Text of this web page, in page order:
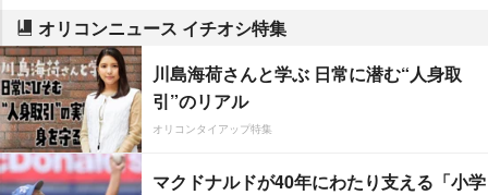
オリコンニュース イチオシ特集
川島海荷さんと学ぶ 日常に潜む“人身取
引”のリアル
オリコンタイアップ特集
マクドナルドが40年にわたり支える「小学